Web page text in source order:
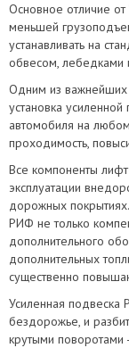
Основное отличие от
меньшей
устанавливать на
обвесом,
Одним из важнейших
установка
автомобиля на
проходимость,
Все компоненты
эксплуатации
дорожных
РИФ не только
дополнительного
дополнительных
существенно
Усиленная
бездорожье, и
крутыми поворотами